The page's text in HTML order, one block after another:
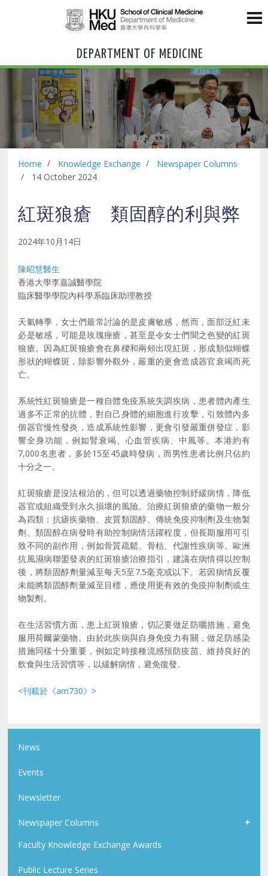
DEPARTMENT OF MEDICINE
Home Knowledge Exchange
Newspaper Columns
14 October 2024
紅斑狼瘡 類固醇的利與弊
2024年10月14日
陳昭慧醫生
香港大學李嘉誠醫學院
臨床醫學學院內科學系臨床助理教授
天氣轉季，女士們最常討論的是皮膚敏感，然而，面部泛紅未
必是敏感，可能是玫瑰痤瘡，甚至是令女士們聞之色變的紅斑
狼瘡。因為紅斑狼瘡會在鼻樑和兩頰出現紅斑，形成類似蝴蝶
形狀的蝴蝶斑，除影響外觀外，嚴重的更會造成器官衰竭而死
亡。
系統性紅斑狼瘡是一種自體免疫系統失調疾病，患者體內產生
過多不正常的抗體，對自己身體的細胞進行攻擊，引致體內多
個器官慢性發炎，造成系統性影響，更會引發嚴重併發症，影
響全身功能，例如腎衰竭、心血管疾病、中風等。本港約有
7,000名患者，多於15至45歲時發病，而男性患者比例只佔約
十分之一。
紅斑狼瘡是沒法根治的，但可以透過藥物控制紓緩病情，降低
器官或組織受到永久損壞的風險。治療紅斑狼瘡的藥物一般分
為四類：抗瘧疾藥物、皮質類固醇、傳統免疫抑制劑及生物製
劑。類固醇在病發時有助控制病情活躍程度，但長期服用可引
致不同的副作用，例如骨質疏鬆、骨枯、代謝性疾病等。歐洲
抗風濕病聯盟發表的紅斑狼瘡治療指引，建議在病情得以控制
後，將類固醇劑量減至每天5至7.5毫克或以下。若因病情反覆
未能將類固醇劑量減至目標，應使用更有效的免疫抑制劑或生
物製劑。
在生活習慣方面，患上紅斑狼瘡，切記要做足防曬措施，避免
服用荷爾蒙藥物。由於此疾病與自身免疫力有關，做足防感染
措施同樣十分重要，例如定時接種流感預防疫苗、維持良好的
飲食與生活習慣等，以緩解病情，避免復發。
<刊載於《am730》>
News
Events
Newsletter
Newspaper Columns
Faculty Knowledge Exchange Awards
Public Lecture Series